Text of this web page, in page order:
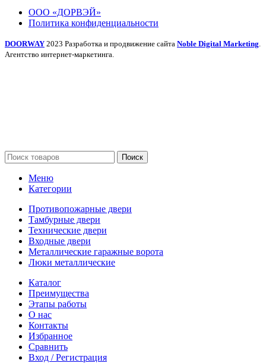
ООО «ДОРВЭЙ»
Политика конфиденциальности
DOORWAY 2023 Разработка и продвижение сайта Noble Digital Marketing
Агентство интернет-маркетинга.
Поиск
Меню
Категории
Противопожарные двери
Тамбурные двери
Технические двери
Входные двери
Металлические гаражные ворота
Люки металлические
Каталог
Преимущества
Этапы работы
О нас
Контакты
Избранное
Сравнить
Вход / Регистрация